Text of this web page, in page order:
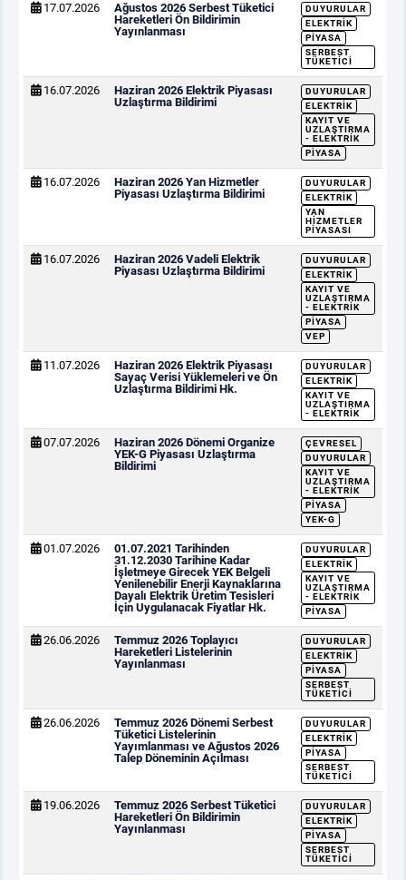
17.07.2026
Ağustos 2026 Serbest Tüketici
Hareketleri Ön Bildirimin
Yayınlanması
DUYURULAR
ELEKTRIK
PIYASA
SERBEST
TÜKETICI
16.07.2026
Haziran 2026 Elektrik Piyasası
Uzlaştırma Bildirimi
DUYURULAR
ELEKTRIK
KAYIT VE
UZLAŞTIRMA
- ELEKTRIK
PIYASA
16.07.2026
Haziran 2026 Yan Hizmetler
Piyasası Uzlaştırma Bildirimi
DUYURULAR
ELEKTRIK
YAN
HIZMETLER
PIYASASI
16.07.2026
Haziran 2026 Vadeli Elektrik
Piyasası Uzlaştırma Bildirimi
DUYURULAR
ELEKTRIK
KAYIT VE
UZLAŞTIRMA
- ELEKTRIK
PIYASA
VEP
11.07.2026
Haziran 2026 Elektrik Piyasası
Sayaç Verisi Yüklemeleri ve Ön
Uzlaştırma Bildirimi Hk.
DUYURULAR
ELEKTRIK
KAYIT VE
UZLAŞTIRMA
- ELEKTRIK
07.07.2026
Haziran 2026 Dönemi Organize
YEK-G Piyasası Uzlaştırma
Bildirimi
ÇEVRESEL
DUYURULAR
KAYIT VE
UZLAŞTIRMA
- ELEKTRIK
PIYASA
YEK-G
01.07.2026
01.07.2021 Tarihinden
31.12.2030 Tarihine Kadar
İşletmeye Girecek YEK Belgeli
Yenilenebilir Enerji Kaynaklarına
Dayalı Elektrik Üretim Tesisleri
İçin Uygulanacak Fiyatlar Hk.
DUYURULAR
ELEKTRIK
KAYIT VE
UZLAŞTIRMA
- ELEKTRIK
PIYASA
26.06.2026
Temmuz 2026 Toplayıcı
Hareketleri Listelerinin
Yayınlanması
DUYURULAR
ELEKTRIK
PIYASA
SERBEST
TÜKETICI
26.06.2026
Temmuz 2026 Dönemi Serbest
Tüketici Listelerinin
Yayımlanması ve Ağustos 2026
Talep Döneminin Açılması
DUYURULAR
ELEKTRIK
PIYASA
SERBEST
TÜKETICI
19.06.2026
Temmuz 2026 Serbest Tüketici
Hareketleri Ön Bildirimin
Yayınlanması
DUYURULAR
ELEKTRIK
PIYASA
SERBEST
TÜKETICI